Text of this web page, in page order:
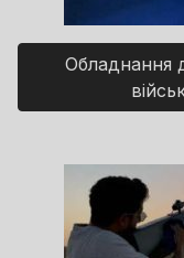
Обладнання